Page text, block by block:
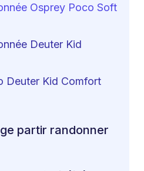
Osprey Poco Soft
Deuter Kid
Deuter Kid Comfort
partir randonner